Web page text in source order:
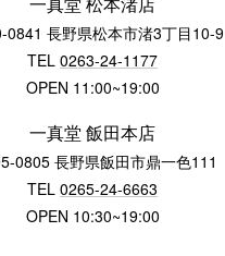
0841 長野県松本市渚3丁目10-9
TEL 0263-24-1177
OPEN 11:00~19:00
一真堂 飯田本店
0805 長野県飯田市鼎一色111
TEL 0265-24-6663
OPEN 10:30~19:00